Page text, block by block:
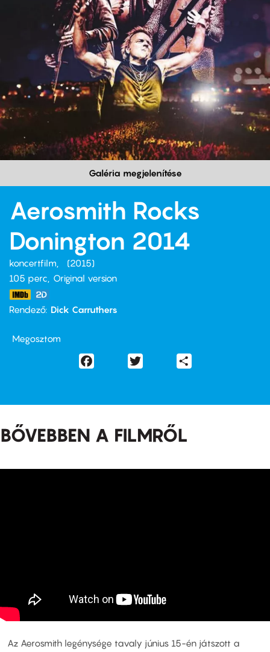
Galéria megjelenítése
Aerosmith Rocks
Donington 2014
koncertfilm
2015
105 perc,
Original version
Rendező Dick Carruthers
Megosztom
Facebook
BŐVEBBEN A FILMRŐL
Az Aerosmith legénysége tavaly június 15-én játszott a